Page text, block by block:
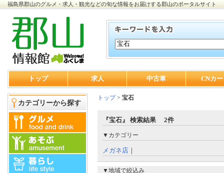
福島県郡山のグルメ・求人・観光などの旬な情報をお届けする郡山のポータルサイト
トップ 求人 中古車 CNカ
カテゴリーから探す
トップ> 宝石
『宝石』 検索結果 2件
▼カテゴリー
メガネ店 ｜
▼地域で絞込み